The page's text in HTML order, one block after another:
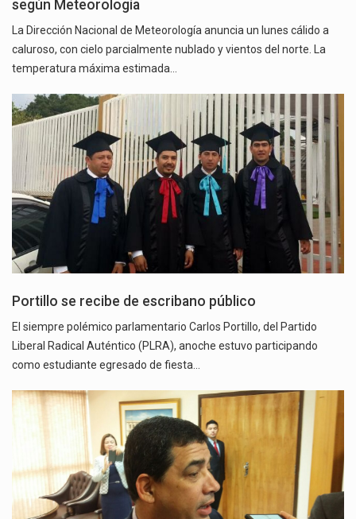
según Meteorología
La Dirección Nacional de Meteorología anuncia un lunes cálido a
caluroso, con cielo parcialmente nublado y vientos del norte. La
temperatura máxima estimada…
Portillo se recibe de escribano público
El siempre polémico parlamentario Carlos Portillo, del Partido
Liberal Radical Auténtico (PLRA), anoche estuvo participando
como estudiante egresado de fiesta…